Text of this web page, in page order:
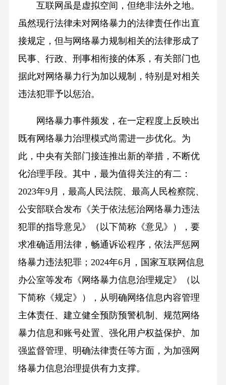
互联网虽是虚拟空间，但绝非法外之地。
虽然现行法律未对网络暴力的法律责任作出直
接规定，但与网络暴力规制相关的法律形成了
民事、行政、刑事相衔接的体系，有关部门也
据此对网络暴力行为加以规制，特别是对相关
违法犯罪予以惩治。
网络暴力事件频发，在一定程度上反映出
既有网络暴力治理模式尚需进一步优化。为
此，中央有关部门接连推出新的举措，不断优
化治理手段。其中，最为值得关注的有二：
2023年9月，最高人民法院、最高人民检察院、
公安部联合发布《关于依法惩治网络暴力违法
犯罪的指导意见》（以下简称《意见》），要
求准确适用法律，畅通诉讼程序，依法严惩网
络暴力违法犯罪；2024年6月，国家互联网信息
办公室等发布《网络暴力信息治理规定》（以
下简称《规定》），从明确网络信息内容管理
主体责任、建立健全预防预警机制、规范网络
暴力信息和账号处置、强化用户权益保护、加
强监督管理、明确法律责任等方面，为加强网
络暴力信息治理提供有力支撑。